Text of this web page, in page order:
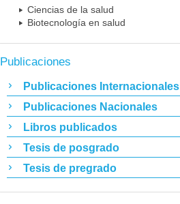
Ciencias de la salud
Biotecnología en salud
Publicaciones
Publicaciones Internacionales
Publicaciones Nacionales
Libros publicados
Tesis de posgrado
Tesis de pregrado